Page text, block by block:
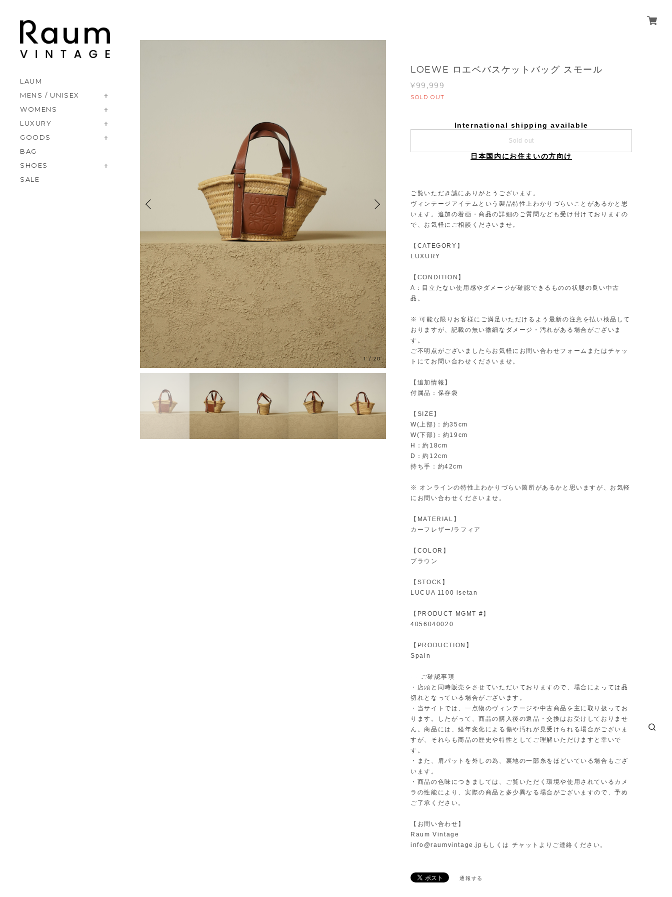
LAUM
MENS / UNISEX
WOMENS
LUXURY
GOODS
BAG
SHOES
SALE
1/20
LOEWE ロエベバスケットバッグ スモール
¥99,999
SOLD OUT
International shipping available
Sold out
日本国内にお住まいの方向け
ご覧いただき誠にありがとうございます。
ヴィンテージアイテムという製品特性上わかりづらいことがあるかと思
います。追加の着画・商品の詳細のご質問なども受け付けておりますの
で、お気軽にご相談くださいませ。
【CATEGORY】
LUXURY
【CONDITION】
A：目立たない使用感やダメージが確認できるものの状態の良い中古
品。
※ 可能な限りお客様にご満足いただけるよう最新の注意を払い検品して
おりますが、記載の無い微細なダメージ・汚れがある場合がございま
す。
ご不明点がございましたらお気軽にお問い合わせフォームまたはチャッ
トにてお問い合わせくださいませ。
【追加情報】
付属品：保存袋
【SIZE】
W(上部)：約35cm
W(下部)：約19cm
H：約18cm
D：約12cm
持ち手：約42cm
※ オンラインの特性上わかりづらい箇所があるかと思いますが、お気軽
にお問い合わせくださいませ。
【MATERIAL】
カーフレザー/ラフィア
【COLOR】
ブラウン
【STOCK】
LUCUA 1100 isetan
【PRODUCT MGMT #】
4056040020
【PRODUCTION】
Spain
- - ご確認事項 - -
・店頭と同時販売をさせていただいておりますので、場合によっては品
切れとなっている場合がございます。
・当サイトでは、一点物のヴィンテージや中古商品を主に取り扱ってお
ります。したがって、商品の購入後の返品・交換はお受けしておりませ
ん。商品には、経年変化による傷や汚れが見受けられる場合がございま
すが、それらも商品の歴史や特性としてご理解いただけますと幸いで
す。
・また、肩パットを外しの為、裏地の一部糸をほどいている場合もござ
います。
・商品の色味につきましては、ご覧いただく環境や使用されているカメ
ラの性能により、実際の商品と多少異なる場合がございますので、予め
ご了承ください。
【お問い合わせ】
Raum Vintage
info@raumvintage.jp もしくは チャットよりご連絡ください。
通報する